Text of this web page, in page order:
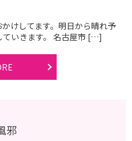
けしてます。明日から晴れ予
ていきます。 名古屋市 […]
邪